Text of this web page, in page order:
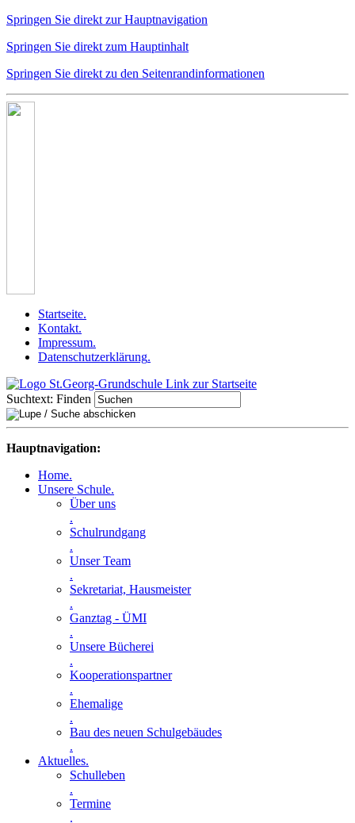
Springen Sie direkt zur Hauptnavigation
Springen Sie direkt zum Hauptinhalt
Springen Sie direkt zu den Seitenrandinformationen
Startseite.
Kontakt.
Impressum.
Datenschutzerklärung.
Suchtext: Finden
Hauptnavigation:
Home.
Unsere Schule.
Über uns
.
Schulrundgang
.
Unser Team
.
Sekretariat, Hausmeister
.
Ganztag - ÜMI
.
Unsere Bücherei
.
Kooperationspartner
.
Ehemalige
.
Bau des neuen Schulgebäudes
.
Aktuelles.
Schulleben
.
Termine
.